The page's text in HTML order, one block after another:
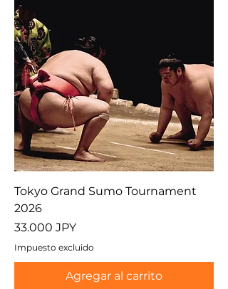
Tokyo Grand Sumo Tournament
2026
Precio
33.000 JPY
Impuesto excluido
Agregar al carrito